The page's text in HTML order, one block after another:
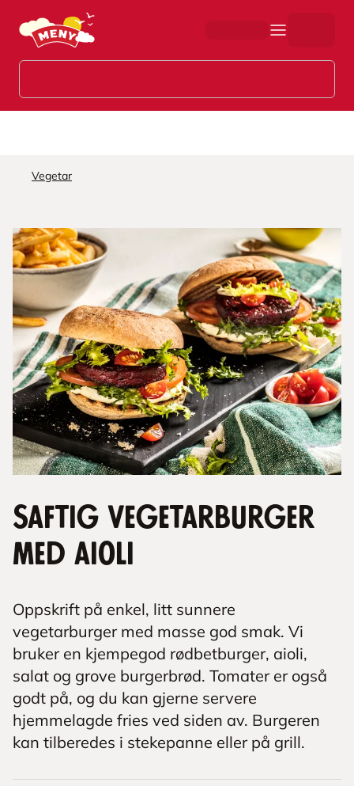
Hopp til hovedinnhold
Vegetar
Saftig vegetarburger
med aioli
Oppskrift på enkel, litt sunnere
vegetarburger med masse god smak. Vi
bruker en kjempegod rødbetburger, aioli,
salat og grove burgerbrød. Tomater er også
godt på, og du kan gjerne servere
hjemmelagde fries ved siden av. Burgeren
kan tilberedes i stekepanne eller på grill.